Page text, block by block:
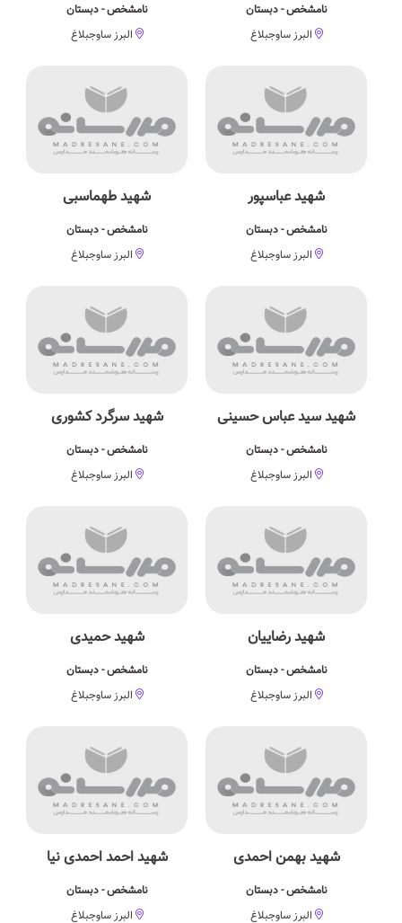
نامشخص - دبستان
البرز ساوجبلاغ
نامشخص - دبستان
البرز ساوجبلاغ
شهید عباسپور
نامشخص - دبستان
البرز ساوجبلاغ
شهید طهماسبی
نامشخص - دبستان
البرز ساوجبلاغ
شهید سید عباس حسینی
نامشخص - دبستان
البرز ساوجبلاغ
شهید سرگرد کشوری
نامشخص - دبستان
البرز ساوجبلاغ
شهید رضاییان
نامشخص - دبستان
البرز ساوجبلاغ
شهید حمیدی
نامشخص - دبستان
البرز ساوجبلاغ
شهید بهمن احمدی
نامشخص - دبستان
البرز ساوجبلاغ
شهید احمد احمدی نیا
نامشخص - دبستان
البرز ساوجبلاغ